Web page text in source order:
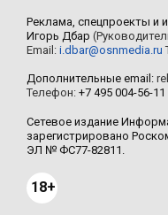
Реклама, спецпроекты и
Игорь Дбар
Email: i.dbar@osnmedia.ru
Дополнительные email:
Телефон: +7 495 004-56-11
Сетевое издание
зарегистрировано
ЭЛ № ФС77-82811.
18+